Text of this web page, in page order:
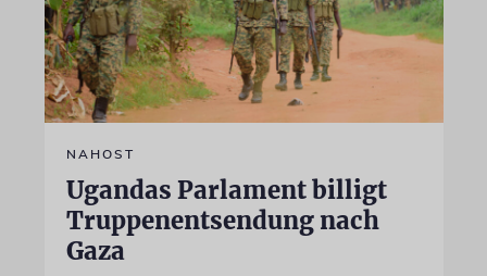
NAHOST
Ugandas Parlament billigt
Truppenentsendung nach
Gaza